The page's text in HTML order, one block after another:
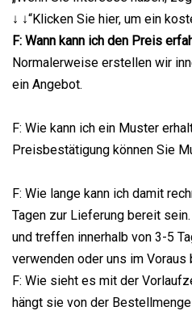
↓ ↓“Klicken Sie hier, um ein
F: Wann kann ich den Preis
Normalerweise erstellen wir
ein Angebot.
F: Wie kann ich ein Muster
Preisbestätigung können Sie
F: Wie lange kann ich damit
Tagen zur Lieferung bereit
und treffen innerhalb von 3-5
verwenden oder uns im Voraus
F: Wie sieht es mit der
hängt sie von der